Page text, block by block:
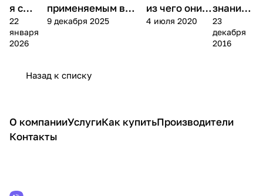
я с
высоты
22
января
2026
применяемым в
системах кантного
9 декабря 2025
из чего они
сделаны
4 июля 2020
знания
о
верёвка
23
декабря
2016
Назад к списку
О компанииУслугиКак купитьПроизводители
Контакты